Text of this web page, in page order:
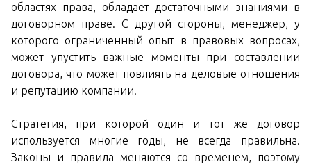
областях права, обладает достаточными знаниями в
договорном праве. С другой стороны, менеджер, у
которого ограниченный опыт в правовых вопросах,
может упустить важные моменты при составлении
договора, что может повлиять на деловые отношения
и репутацию компании.
Стратегия, при которой один и тот же договор
используется многие годы, не всегда правильна.
Законы и правила меняются со временем, поэтому